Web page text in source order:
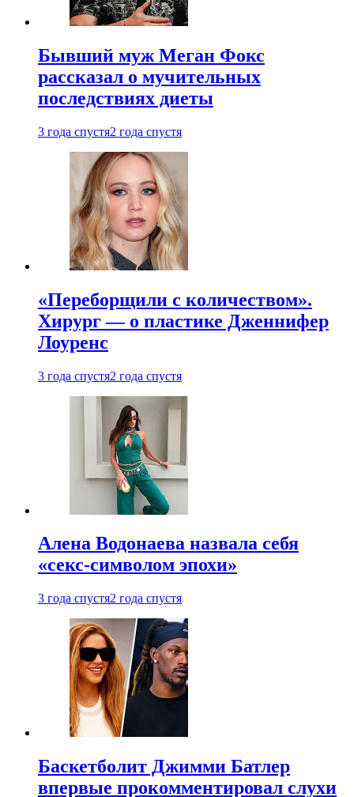
Бывший муж Меган Фокс
рассказал о мучительных
последствиях диеты
3 года спустя2 года спустя
«Переборщили с количеством».
Хирург — о пластике Дженнифер
Лоуренс
3 года спустя2 года спустя
Алена Водонаева назвала себя
«секс-символом эпохи»
3 года спустя2 года спустя
Баскетболит Джимми Батлер
впервые прокомментировал слухи